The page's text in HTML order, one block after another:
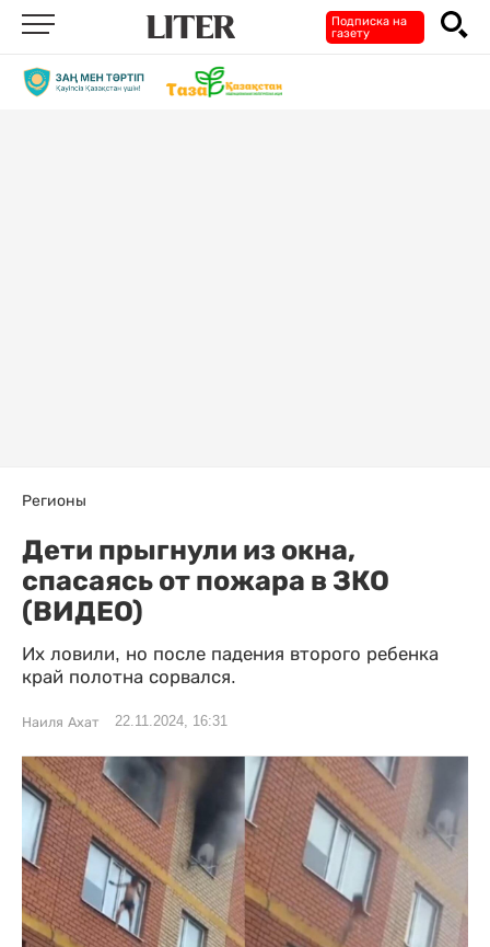
Подписка на
газету
Регионы
Дети прыгнули из окна,
спасаясь от пожара в ЗКО
(ВИДЕО)
Их ловили, но после падения второго ребенка
край полотна сорвался.
Наиля Ахат 22.11.2024, 16:31